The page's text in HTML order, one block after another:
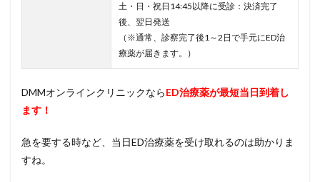
土・日・祝日14:45以降に受診：決済完了
後、翌日発送
（※通常、診察完了後1～2日で手元にED治
療薬が届きます。）
DMMオンラインクリニックならED治療薬が最短当日到着し
ます！
急を要する時など、当日ED治療薬を受け取れるのは助かりま
すね。